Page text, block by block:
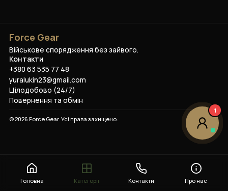
Force Gear
Військове спорядження без зайвого.
Контакти
+380 63 535 77 48
yuralukin23@gmail.com
Цілодобово (24/7)
Повернення та обмін
©2026 Force Gear. Усі права захищено.
Головна Категорії Контакти Про нас
1